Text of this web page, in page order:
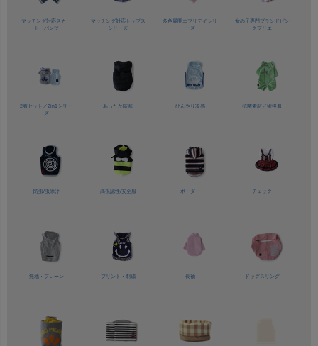
マッチング対応スカー
ト・パンツ
マッチング対応トップス
シリーズ
多色展開 エブリデイシリ
ーズ
女の子専門ブランド ピン
クプリエ
2着セット／2in1シリー
ズ
あったか防寒 ひんやり冷感 抗菌素材／ 術後服
防虫/虫除け 高視認性/安全服 ボーダー チェック
無地・プレーン プリント・刺繍 長袖 ドッグスリング